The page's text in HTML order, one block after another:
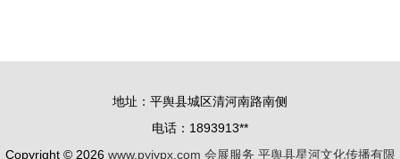
地址：平舆县城区清河南路南侧
电话：1893913**
Copyright © 2026 www.pyjypx.com 会展服务 平舆县星河文化传播有限